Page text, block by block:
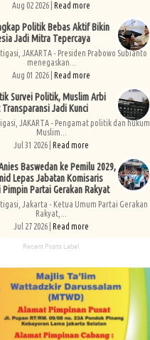
Aug 02 2026 | Read more
Politik Bebas Aktif Bikin
Jadi Mitra Tepercaya
JAKARTA - Presiden Prabowo Subianto
menegaskan...
Aug 01 2026 | Read more
Survei Politik, Muslim Arbi
Transparansi Jadi Kunci
JAKARTA - Pengamat politik dan hukum
Muslim...
Jul 31 2026 | Read more
Baswedan ke Pemilu 2029,
Lepas Jabatan Komisaris
Partai Gerakan Rakyat
Jakarta - Ketua Umum Partai Gerakan
Rakyat,...
Jul 27 2026 | Read more
Recent Posts Label